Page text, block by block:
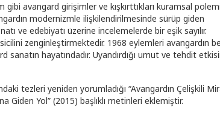
avangard girişimler ve kışkırttıkları kuramsal
modernizmle ilişkilendirilmesinde sürüp giden
ve edebiyatı üzerine incelemelerde bir eşik sayılır.
zenginleştirmektedir. 1968 eylemleri avangardın
hayatındadır. Uyandırdığı umut ve tehdit
tezleri yeniden yorumladığı “Avangardın Çelişkili
Giden Yol” (2015) başlıklı metinleri eklemiştir.